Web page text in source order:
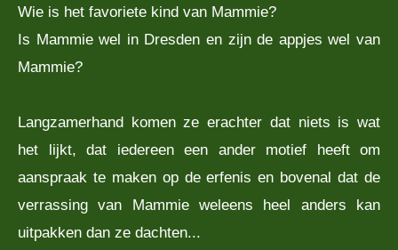
Wie is het favoriete kind van Mammie?
Is Mammie wel in Dresden en zijn de appjes wel van
Mammie?
Langzamerhand komen ze erachter dat niets is wat
het lijkt, dat iedereen een ander motief heeft om
aanspraak te maken op de erfenis en bovenal dat de
verrassing van Mammie weleens heel anders kan
uitpakken dan ze dachten...